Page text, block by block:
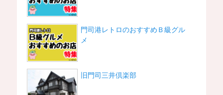
門司港レトロのおすすめＢ級グル
メ
旧門司三井倶楽部